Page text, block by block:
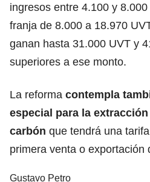
ingresos entre 4.100 y
franja de 8.000 a 18.970
ganan hasta 31.000 UVT y
superiores a ese monto.
La reforma contempla
especial para la
carbón que tendrá una
primera venta o exportación
Gustavo Petro